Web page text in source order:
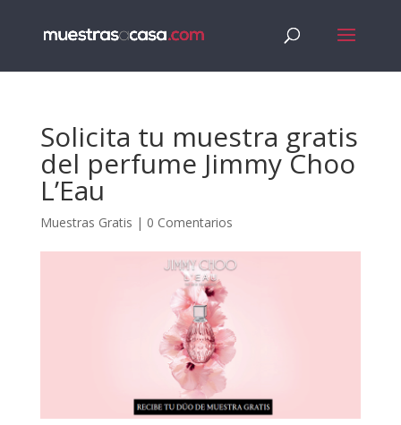
Solicita tu muestra gratis
del perfume Jimmy Choo
L’Eau
Muestras Gratis | 0 Comentarios